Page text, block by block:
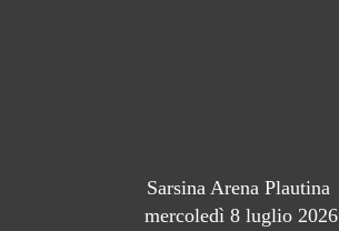
Sarsina Arena Plautina
mercoledì 8 luglio 2026